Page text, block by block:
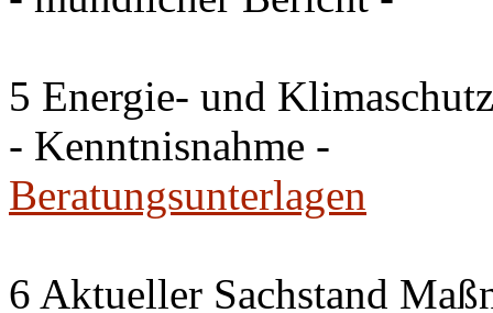
5 Energie- und
- Kenntnisnahme -
Beratungsunterlagen
6 Aktueller Sachstand